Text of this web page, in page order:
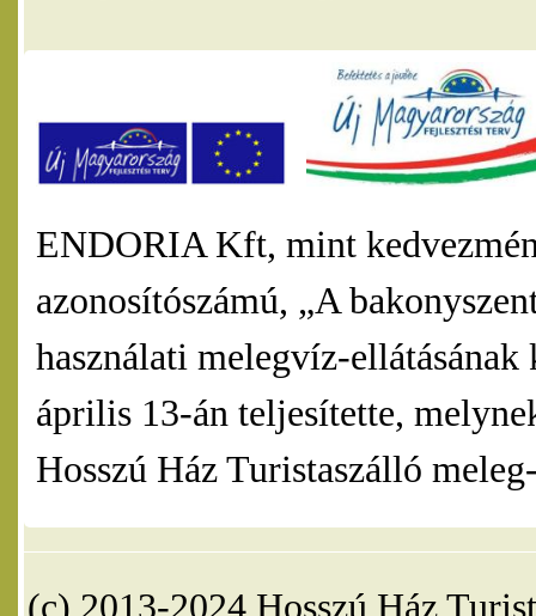
ENDORIA Kft, mint
azonosítószámú, „A
használati melegvíz-
április 13-án teljesítette,
Hosszú Ház Turistaszálló
(c) 2013-2024 Hosszú Ház